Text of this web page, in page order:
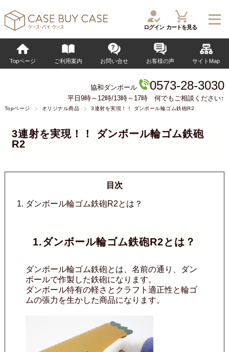
ログイン カートを見る
Topページ ご利用案内 お問い合せ お客様の声 サイトMap
協和ダンボール 0573-28-3030
平日9時～12時/13時～17時 何でもご相談ください↑
Topページ オリジナル商品 3連射を実現！！ ダンボール輪ゴム鉄砲R2
3連射を実現！！ ダンボール輪ゴム鉄砲
R2
目次
ダンボール輪ゴム鉄砲R2とは？
1.ダンボール輪ゴム鉄砲R2とは？
ダンボール輪ゴム鉄砲とは、名前の通り、ダン
ボールで作製した鉄砲になります。
ダンボール特有の軽さとクラフト適正性と輪ゴ
ムの張力を生かした商品になります。